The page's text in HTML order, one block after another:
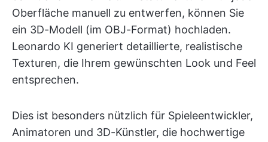
Oberfläche manuell zu entwerfen, können Sie
ein 3D-Modell (im OBJ-Format) hochladen.
Leonardo KI generiert detaillierte, realistische
Texturen, die Ihrem gewünschten Look und Feel
entsprechen.
Dies ist besonders nützlich für Spieleentwickler,
Animatoren und 3D-Künstler, die hochwertige